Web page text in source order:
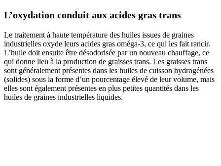
L’oxydation conduit aux acides gras trans
Le traitement à haute température des huiles issues de graines
industrielles oxyde leurs acides gras oméga-3, ce qui les fait rancir.
L’huile doit ensuite être désodorisée par un nouveau chauffage, ce
qui donne lieu à la production de graisses trans. Les graisses trans
sont généralement présentes dans les huiles de cuisson hydrogénées
(solides) sous la forme d’un pourcentage élevé de leur volume, mais
elles sont également présentes en plus petites quantités dans les
huiles de graines industrielles liquides.